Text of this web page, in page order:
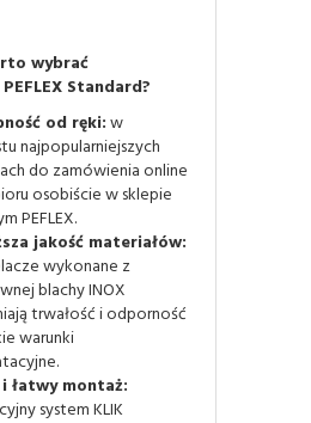
wybrać
Standard?
od ręki:w
najpopularniejszych
do zamówienia online
osobiście w sklepie
PEFLEX.
jakość materiałów:
wykonane z
blachy INOX
trwałość i odporność
warunki
łatwy montaż:
system KLIK